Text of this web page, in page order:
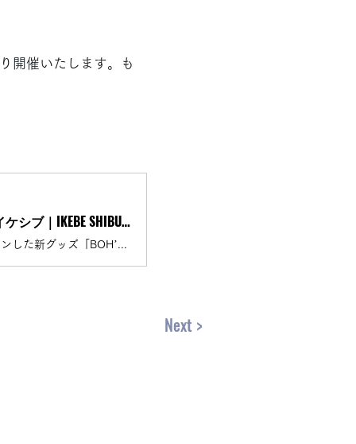
開催いたします。も
BOH’S CUSTOMキーホルダー発売記念！BOHミニライブ＆お渡し会！ | イケシブ｜IKEBE SHIBUYA｜池部楽器店 渋谷旗艦店
BOHさんが日頃より愛用している「ATELIER Z / BOH’S CUSTOM 6」をデザインした新グッズ「BOH’S CUSTOMキーホルダー」が、BOHさんの愛機を手掛ける「ATELIER […]
Next >